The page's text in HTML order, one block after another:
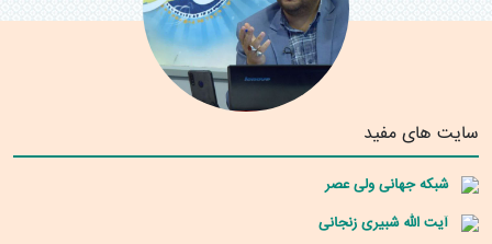
سایت های مفید
شبکه جهانی ولی عصر
آیت الله شبیری زنجانی